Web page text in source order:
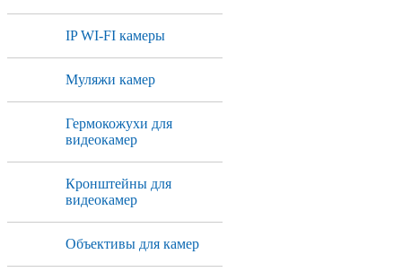
IP WI-FI камеры
Муляжи камер
Гермокожухи для
видеокамер
Кронштейны для
видеокамер
Объективы для камер